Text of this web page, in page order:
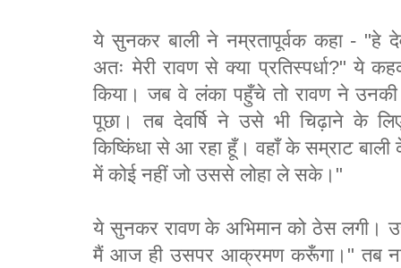
ये सुनकर बाली ने नम्रतापूर्वक कहा - "हे
अतः मेरी रावण से क्या प्रतिस्पर्धा?" ये
किया। जब वे लंका पहुँचे तो रावण ने
पूछा। तब देवर्षि ने उसे भी चिढ़ाने के
किष्किंधा से आ रहा हूँ। वहाँ के सम्राट
में कोई नहीं जो उससे लोहा ले सके।"
ये सुनकर रावण के अभिमान को ठेस लगी।
मैं आज ही उसपर आक्रमण करूँगा।" तब